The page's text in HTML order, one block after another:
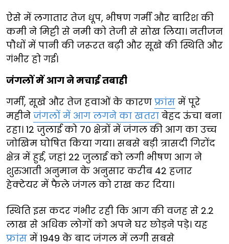
ऐसे में लगातार तेज धूप, भीषण गर्मी और बारिश की
कमी ने मिट्टी से नमी को तेजी से सोख लिया। नतीजन
पौधों में पानी की जरूरत बढ़ी और सूखे की स्थिति और
गंभीर हो गई।
जंगलों में आग ने मचाई तबाही
गर्मी, सूखे और तेज हवाओं के कारण फ्रांस में पूरे
महीने जंगलों में आग लगने का खतरा बेहद ऊंचा बना
रहा। 12 जुलाई को 70 क्षेत्रों में जंगल की आग का उच्च
जोखिम घोषित किया गया। सबसे बड़ी त्रासदी गिरोंद
क्षेत्र में हुई, जहां 22 जुलाई को लगी भीषण आग ने
शुरुआती अनुमान के अनुसार करीब 42 हजार
हेक्टेयर में फैले जंगल को राख कर दिया।
स्थिति इस कदर गंभीर रही कि आग की वजह से 2.2
लाख से अधिक लोगों को अपने घर छोड़ने पड़े। यह
फ्रांस में 1949 के बाद जंगल में लगी सबसे